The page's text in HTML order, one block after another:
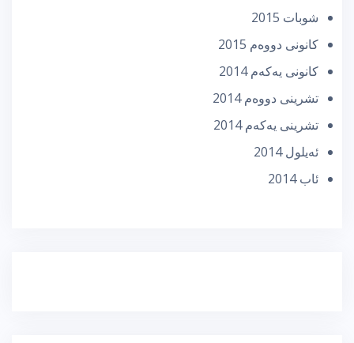
شوبات 2015
كانونی دووه‌م 2015
كانونی یه‌كه‌م 2014
تشرینی دووه‌م 2014
تشرینی یه‌كه‌م 2014
ئه‌یلول 2014
ئاب 2014